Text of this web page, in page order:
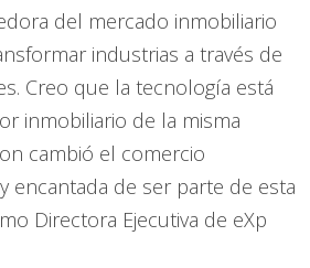
en relaciones duraderas.
de Negocio
el sector inmobiliario ha
estructura más colaborativa y
a los agentes trabajar de
y aprovechar recursos que
del mercado inmobiliario
industrias a través de
Creo que la tecnología está
inmobiliario de la misma
cambió el comercio
encantada de ser parte de esta
Directora Ejecutiva de eXp